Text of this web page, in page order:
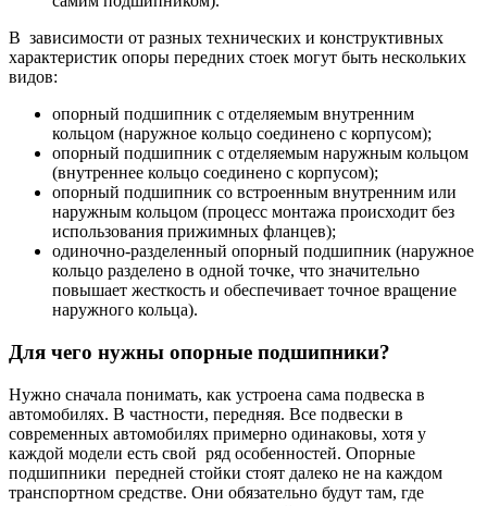
В зависимости от разных технических и конструктивных
характеристик опоры передних стоек могут быть нескольких
видов:
опорный подшипник с отделяемым внутренним
кольцом (наружное кольцо соединено с корпусом);
опорный подшипник с отделяемым наружным кольцом
(внутреннее кольцо соединено с корпусом);
опорный подшипник со встроенным внутренним или
наружным кольцом (процесс монтажа происходит без
использования прижимных фланцев);
одиночно-разделенный опорный подшипник (наружное
кольцо разделено в одной точке, что значительно
повышает жесткость и обеспечивает точное вращение
наружного кольца).
Для чего нужны опорные подшипники?
Нужно сначала понимать, как устроена сама подвеска в
автомобилях. В частности, передняя. Все подвески в
современных автомобилях примерно одинаковы, хотя у
каждой модели есть свой ряд особенностей. Опорные
подшипники передней стойки стоят далеко не на каждом
транспортном средстве. Они обязательно будут там, где